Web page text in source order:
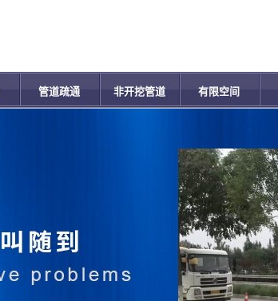
管道疏通 非开挖管道 有限空间